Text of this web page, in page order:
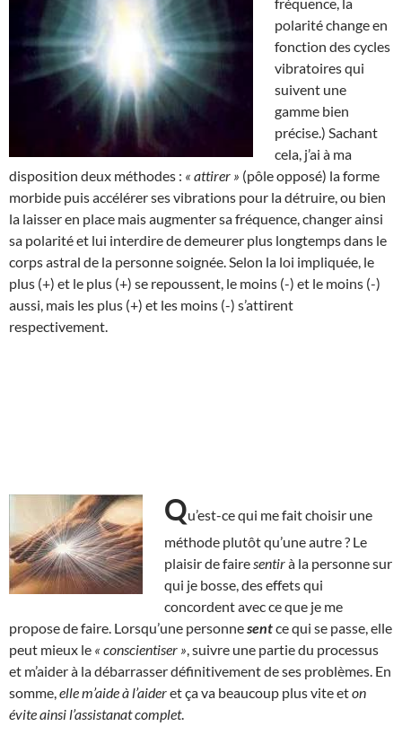
polarité change en
fonction des cycles
vibratoires qui
suivent une
gamme bien
précise.) Sachant
cela, j’ai à ma
disposition deux méthodes : « attirer » (pôle opposé) la forme
morbide puis accélérer ses vibrations pour la détruire, ou bien
la laisser en place mais augmenter sa fréquence, changer ainsi
sa polarité et lui interdire de demeurer plus longtemps dans le
corps astral de la personne soignée. Selon la loi impliquée, le
plus (+) et le plus (+) se repoussent, le moins (-) et le moins (-)
aussi, mais les plus (+) et les moins (-) s’attirent
respectivement.
Qu’est-ce qui me fait choisir une
méthode plutôt qu’une autre ? Le
plaisir de faire sentirà la personne sur
qui je bosse, des effets qui
concordent avec ce que je me
propose de faire. Lorsqu’une personnesentce qui se passe, elle
peut mieux le « conscientiser » , suivre une partie du processus
et m’aider à la débarrasser définitivement de ses problèmes. En
somme, elle m’aide à l’aideret ça va beaucoup plus vite eton
évite ainsi l’assistanat complet.